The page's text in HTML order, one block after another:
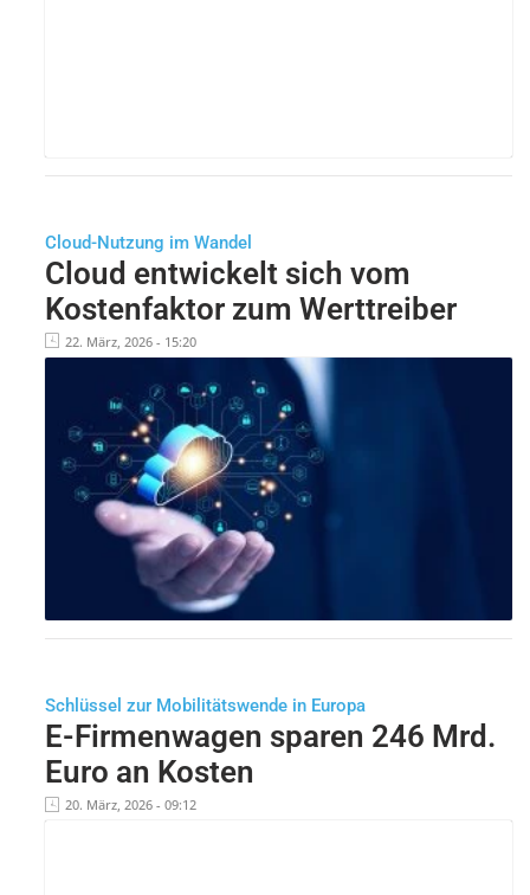
Cloud-Nutzung im Wandel
Cloud entwickelt sich vom
Kostenfaktor zum Werttreiber
22. März, 2026 - 15:20
Schlüssel zur Mobilitätswende in Europa
E-Firmenwagen sparen 246 Mrd.
Euro an Kosten
20. März, 2026 - 09:12